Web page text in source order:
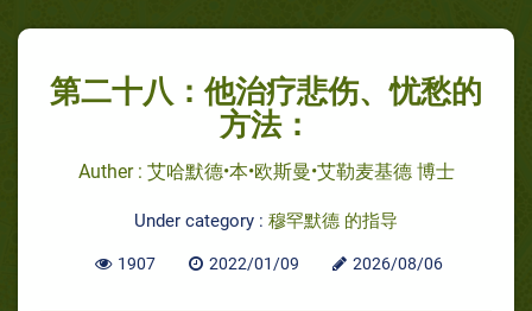
第二十八：他治疗悲伤、忧愁的
方法：
Auther : 艾哈默德•本•欧斯曼•艾勒麦基德 博士
Under category : 穆罕默德 的指导
1907 2022/01/09 2026/08/06